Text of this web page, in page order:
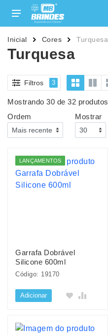
Inicial Cores Turquesa
Turquesa
Filtros 3
Mostrando 30 de 32 produtos
Ordem
Mostrar
LANÇAMENTOS
Garrafa Dobrável
Silicone 600ml
Código: 19170
Adicionar